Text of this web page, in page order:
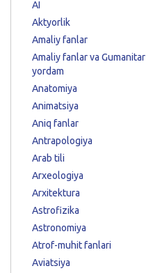
AI
Aktyorlik
Amaliy fanlar
Amaliy fanlar va Gumanitar
yordam
Anatomiya
Animatsiya
Aniq fanlar
Antrapologiya
Arab tili
Arxeologiya
Arxitektura
Astrofizika
Astronomiya
Atrof-muhit fanlari
Aviatsiya